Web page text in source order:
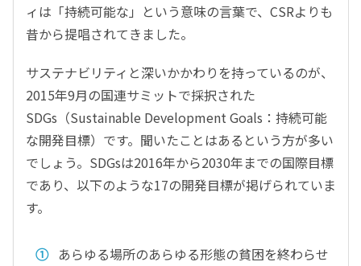
ィは「持続可能な」という意味の言葉で、CSRよりも
昔から提唱されてきました。
サステナビリティと深いかかわりを持っているのが、
2015年9月の国連サミットで採択された
SDGs（Sustainable Development Goals：持続可能
な開発目標）です。聞いたことはあるという方が多い
でしょう。SDGsは2016年から2030年までの国際目標
であり、以下のような17の開発目標が掲げられていま
す。
あらゆる場所のあらゆる形態の貧困を終わらせ